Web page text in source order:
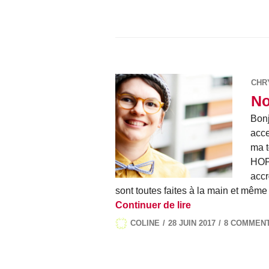
ma
sont toutes faites à la main et
Continuer de lireNœud papillon,
COLINE 28 JUIN 2017 8